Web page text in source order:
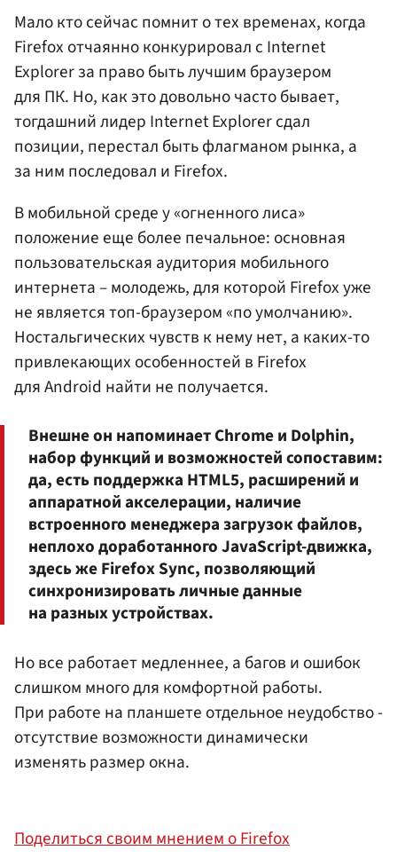
Мало кто сейчас помнит о тех временах, когда
Firefox отчаянно конкурировал с Internet
Explorer за право быть лучшим браузером
для ПК. Но, как это довольно часто бывает,
тогдашний лидер Internet Explorer сдал
позиции, перестал быть флагманом рынка, а
за ним последовал и Firefox.
В мобильной среде у «огненного лиса»
положение еще более печальное: основная
пользовательская аудитория мобильного
интернета – молодежь, для которой Firefox уже
не является топ-браузером «по умолчанию».
Ностальгических чувств к нему нет, а каких-то
привлекающих особенностей в Firefox
для Android найти не получается.
Внешне он напоминает Chrome и Dolphin,
набор функций и возможностей сопоставим:
да, есть поддержка HTML5, расширений и
аппаратной акселерации, наличие
встроенного менеджера загрузок файлов,
неплохо доработанного JavaScript-движка,
здесь же Firefox Sync, позволяющий
синхронизировать личные данные
на разных устройствах.
Но все работает медленнее, а багов и ошибок
слишком много для комфортной работы.
При работе на планшете отдельное неудобство -
отсутствие возможности динамически
изменять размер окна.
Поделиться своим мнением о Firefox